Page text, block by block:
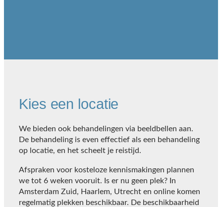
Kies een locatie
We bieden ook behandelingen via beeldbellen aan.
De behandeling is even effectief als een behandeling
op locatie, en het scheelt je reistijd.
Afspraken voor kosteloze kennismakingen plannen
we tot 6 weken vooruit. Is er nu geen plek? In
Amsterdam Zuid, Haarlem, Utrecht en online komen
regelmatig plekken beschikbaar. De beschikbaarheid